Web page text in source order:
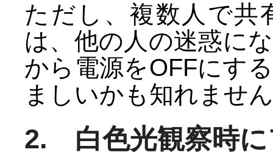
ただし、複数人で共
は、他の人の迷惑に
から電源をOFFにす
ましいかも知れませ
2. 白色光観察時に